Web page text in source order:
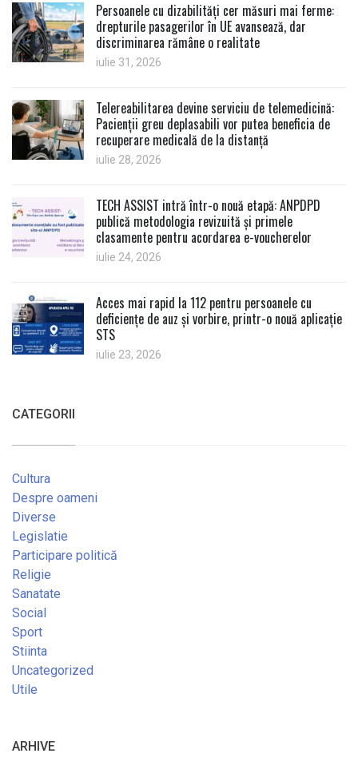
Persoanele cu dizabilități cer măsuri mai ferme:
drepturile pasagerilor în UE avansează, dar
discriminarea rămâne o realitate
iulie 31, 2026
Telereabilitarea devine serviciu de telemedicină:
Pacienții greu deplasabili vor putea beneficia de
recuperare medicală de la distanță
iulie 28, 2026
TECH ASSIST intră într-o nouă etapă: ANPDPD
publică metodologia revizuită și primele
clasamente pentru acordarea e-voucherelor
iulie 24, 2026
Acces mai rapid la 112 pentru persoanele cu
deficiențe de auz și vorbire, printr-o nouă aplicație
STS
iulie 23, 2026
CATEGORII
Cultura
Despre oameni
Diverse
Legislatie
Participare politică
Religie
Sanatate
Social
Sport
Stiinta
Uncategorized
Utile
ARHIVE